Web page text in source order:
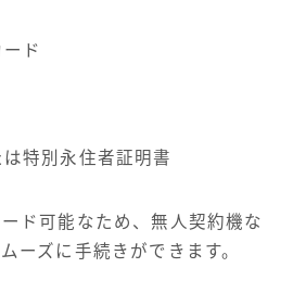
ド
特別永住者証明書
ド可能なため、無人契約機な
ーズに手続きができます。